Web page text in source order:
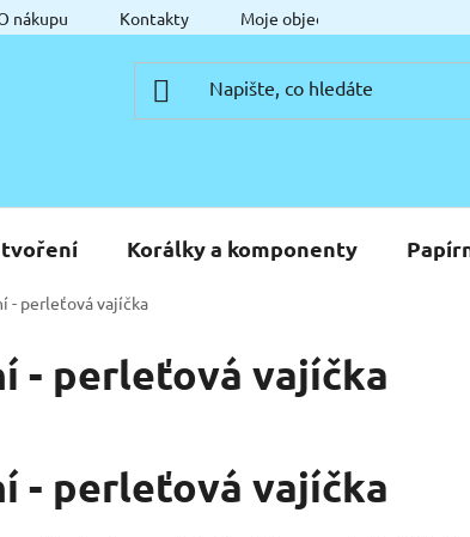
nákupu Kontakty Moje objednávka
Korálky a komponenty
- perleťová vajíčka
- perleťová vajíčka
- perleťová vajíčka